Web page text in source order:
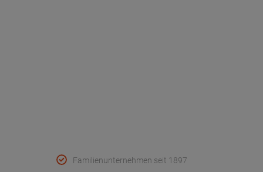
Familienunternehmen seit 1897